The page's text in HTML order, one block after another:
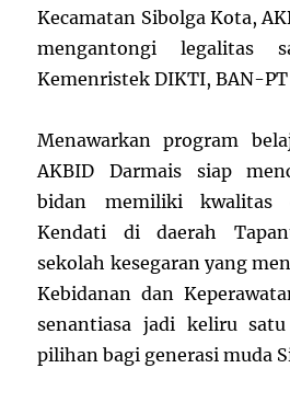
Kecamatan Sibolga Kota,
mengantongi legalitas
Kemenristek DIKTI, BAN-
Menawarkan program
AKBID Darmais siap
bidan memiliki kwalitas
Kendati di daerah
sekolah kesegaran yang
Kebidanan dan
senantiasa jadi keliru
pilihan bagi generasi muda